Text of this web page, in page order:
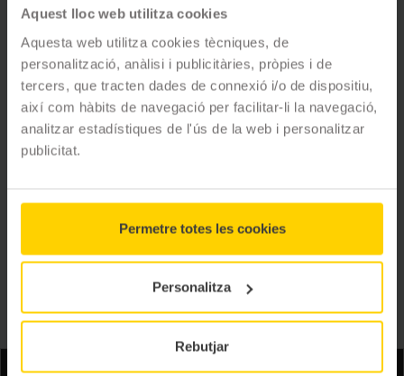
Aquest lloc web utilitza cookies
Aquesta web utilitza cookies tècniques, de
personalització, anàlisi i publicitàries, pròpies i de
tercers, que tracten dades de connexió i/o de dispositiu,
així com hàbits de navegació per facilitar-li la navegació,
analitzar estadístiques de l'ús de la web i personalitzar
publicitat.
Permetre totes les cookies
Personalitza
Rebutjar
R